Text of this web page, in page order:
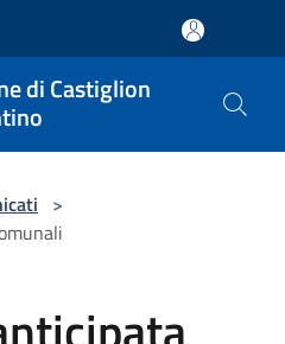
di Castiglion
>